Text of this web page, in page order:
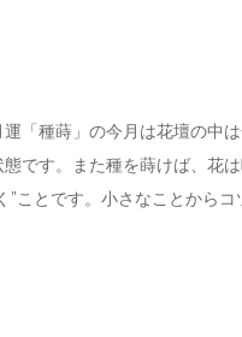
「種蒔」の今月は花壇の中
態です。また種を蒔けば、花
”ことです。小さなことからコ